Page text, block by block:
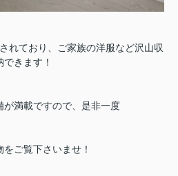
れており、ご家族の洋服など沢山収
できます！
が満載ですので、是非一度
ご覧下さいませ！